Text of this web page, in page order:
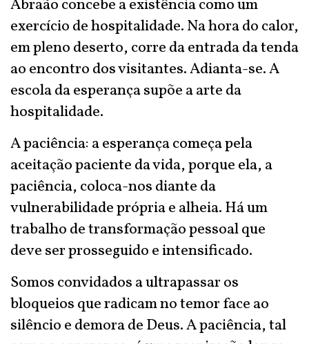
Abraão concebe a existência como um
exercício de hospitalidade. Na hora do calor,
em pleno deserto, corre da entrada da tenda
ao encontro dos visitantes. Adianta-se. A
escola da esperança supõe a arte da
hospitalidade.
A paciência: a esperança começa pela
aceitação paciente da vida, porque ela, a
paciência, coloca-nos diante da
vulnerabilidade própria e alheia. Há um
trabalho de transformação pessoal que
deve ser prosseguido e intensificado.
Somos convidados a ultrapassar os
bloqueios que radicam no temor face ao
silêncio e demora de Deus. A paciência, tal